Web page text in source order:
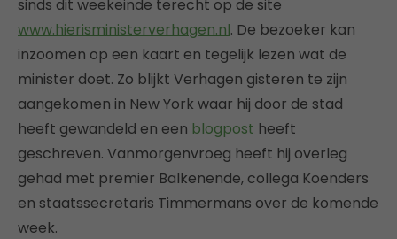
sinds dit weekeinde terecht op de site
www.hierisministerverhagen.nl. De bezoeker kan
inzoomen op een kaart en tegelijk lezen wat de
minister doet. Zo blijkt Verhagen gisteren te zijn
aangekomen in New York waar hij door de stad
heeft gewandeld en een blogpost heeft
geschreven. Vanmorgenvroeg heeft hij overleg
gehad met premier Balkenende, collega Koenders
en staatssecretaris Timmermans over de komende
week.